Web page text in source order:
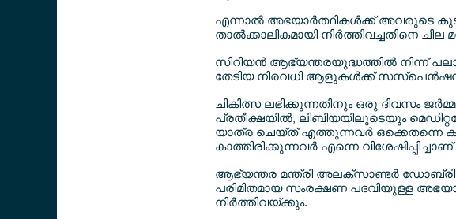
എന്നാല്‍ അഭയാര്‍ത്ഥികള്‍ക്ക് അവരുടെ
താല്‍ക്കാലികമായി നിര്‍ത്തിവച്ചതിനെ
സിറിയന്‍ ആഭ്യന്തരയുദ്ധത്തില്‍ നിന്ന്
തേടിയ നിരവധി ആളുകള്‍ക്ക് സസ്പെന്‍ഷന്‍
ചികിത്സ ലഭിക്കുന്നതിനും ഒരു ദിവസം
പ്രതീക്ഷയില്‍, ലിബിയയിലൂടെയും
യാത്ര ചെയ്ത് എത്തുന്നവര്‍ ഒക്കെതന്നെ
കാത്തിരിക്കുന്നവര്‍ എന്നെ
ആഭ്യന്തര മന്ത്രി അലക്സാണ്ടര്‍
പരിമിതമായ സംരക്ഷണ പദവിയുള്ള
നിര്‍ത്തിവയ്ക്കും.